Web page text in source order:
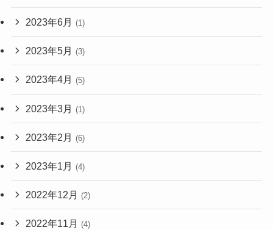
2023年6月 (1)
2023年5月 (3)
2023年4月 (5)
2023年3月 (1)
2023年2月 (6)
2023年1月 (4)
2022年12月 (2)
2022年11月 (4)